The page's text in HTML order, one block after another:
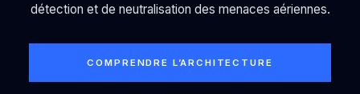
détection et de neutralisation des menaces aériennes.
COMPRENDRE L’ARCHITECTURE